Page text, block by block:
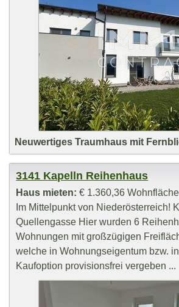
Neuwertiges Traumhaus mit
3141 Kapelln Reihenhaus
Haus mieten: € 1.360,36
Im Mittelpunkt von Niederösterreich!
Quellengasse Hier wurden 6
Wohnungen mit großzügigen
welche in Wohnungseigentum bzw.
Kaufoption provisionsfrei vergeben ...